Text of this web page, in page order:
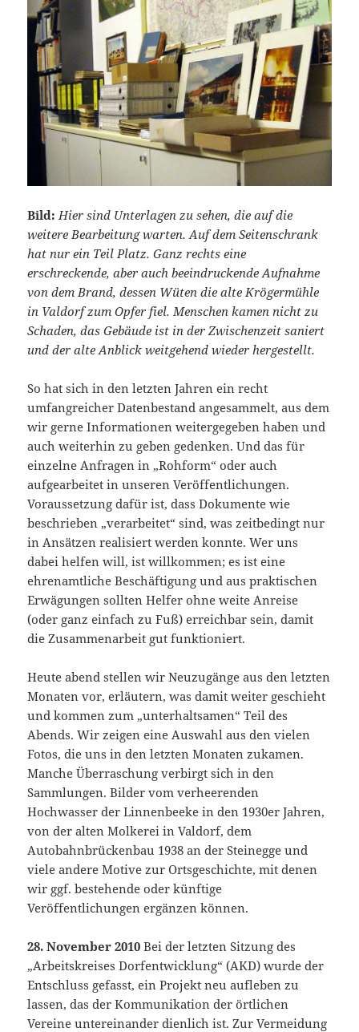
Bild: Hier sind Unterlagen zu sehen, die auf die
weitere Bearbeitung warten. Auf dem Seitenschrank
hat nur ein Teil Platz. Ganz rechts eine
erschreckende, aber auch beeindruckende Aufnahme
von dem Brand, dessen Wüten die alte Krögermühle
in Valdorf zum Opfer fiel. Menschen kamen nicht zu
Schaden, das Gebäude ist in der Zwischenzeit saniert
und der alte Anblick weitgehend wieder hergestellt.
So hat sich in den letzten Jahren ein recht
umfangreicher Datenbestand angesammelt, aus dem
wir gerne Informationen weitergegeben haben und
auch weiterhin zu geben gedenken. Und das für
einzelne Anfragen in „Rohform“ oder auch
aufgearbeitet in unseren Veröffentlichungen.
Voraussetzung dafür ist, dass Dokumente wie
beschrieben „verarbeitet“ sind, was zeitbedingt nur
in Ansätzen realisiert werden konnte. Wer uns
dabei helfen will, ist willkommen; es ist eine
ehrenamtliche Beschäftigung und aus praktischen
Erwägungen sollten Helfer ohne weite Anreise
(oder ganz einfach zu Fuß) erreichbar sein, damit
die Zusammenarbeit gut funktioniert.
Heute abend stellen wir Neuzugänge aus den letzten
Monaten vor, erläutern, was damit weiter geschieht
und kommen zum „unterhaltsamen“ Teil des
Abends. Wir zeigen eine Auswahl aus den vielen
Fotos, die uns in den letzten Monaten zukamen.
Manche Überraschung verbirgt sich in den
Sammlungen. Bilder vom verheerenden
Hochwasser der Linnenbeeke in den 1930er Jahren,
von der alten Molkerei in Valdorf, dem
Autobahnbrückenbau 1938 an der Steinegge und
viele andere Motive zur Ortsgeschichte, mit denen
wir ggf. bestehende oder künftige
Veröffentlichungen ergänzen können.
28. November 2010 Bei der letzten Sitzung des
„Arbeitskreises Dorfentwicklung“ (AKD) wurde der
Entschluss gefasst, ein Projekt neu aufleben zu
lassen, das der Kommunikation der örtlichen
Vereine untereinander dienlich ist. Zur Vermeidung